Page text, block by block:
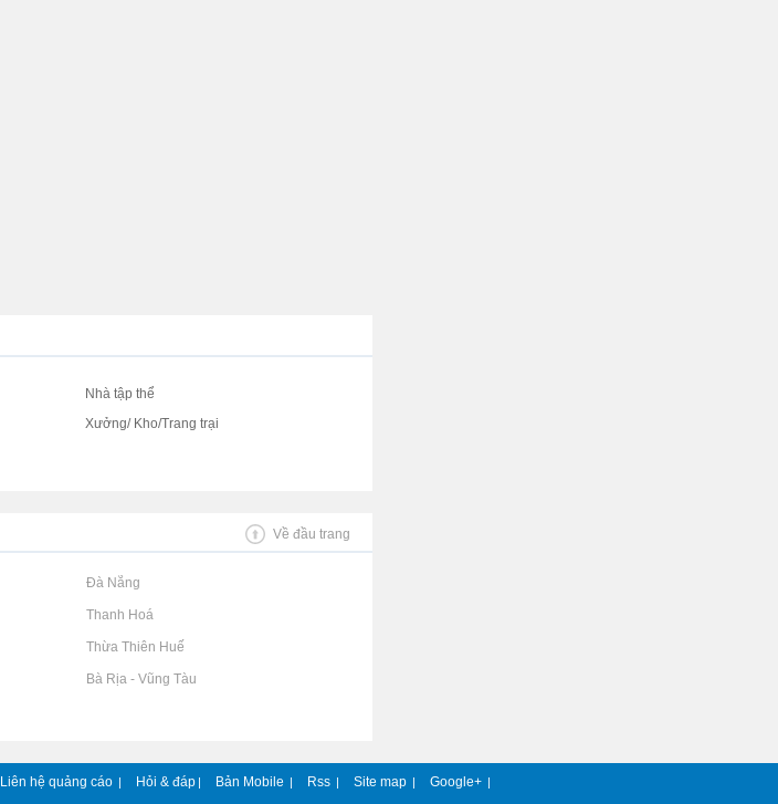
Nhà tập thể
Xưởng/ Kho/Trang trại
Về đầu trang
Rao vặt tại Đà Nẵng
Rao vặt tại Thanh Hoá
Rao vặt tại Thừa Thiên Huế
Rao vặt tại Bà Rịa - Vũng Tàu
Liên hệ quảng cáo | Hỏi & đáp | Bản Mobile | Rss | Site map | Google+ |